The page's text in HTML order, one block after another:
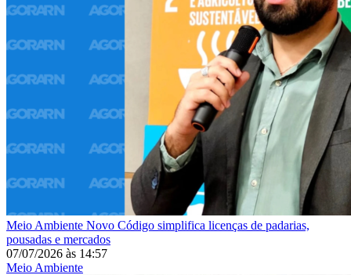
Meio Ambiente Novo Código simplifica licenças de padarias,
pousadas e mercados
07/07/2026 às 14:57
Meio Ambiente